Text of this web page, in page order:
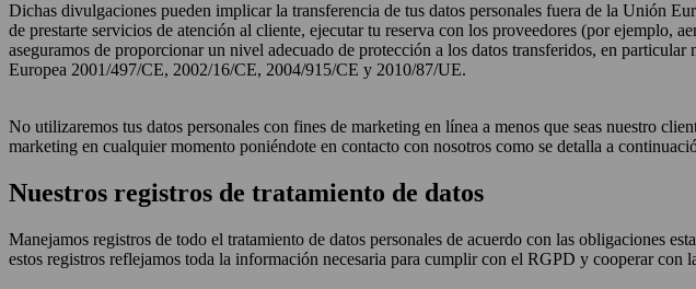
Dichas divulgaciones pueden implicar la transferencia de tus datos personales fuera de la Unión
de prestarte servicios de atención al cliente, ejecutar tu reserva con los proveedores (por ejemplo,
aseguramos de proporcionar un nivel adecuado de protección a los datos transferidos, en
Europea 2001/497/CE, 2002/16/CE, 2004/915/CE y 2010/87/UE.
No utilizaremos tus datos personales con fines de marketing en línea a menos que seas nuestro
marketing en cualquier momento poniéndote en contacto con nosotros como se detalla a
Nuestros registros de tratamiento de datos
Manejamos registros de todo el tratamiento de datos personales de acuerdo con las obligaciones
estos registros reflejamos toda la información necesaria para cumplir con el RGPD y cooperar con